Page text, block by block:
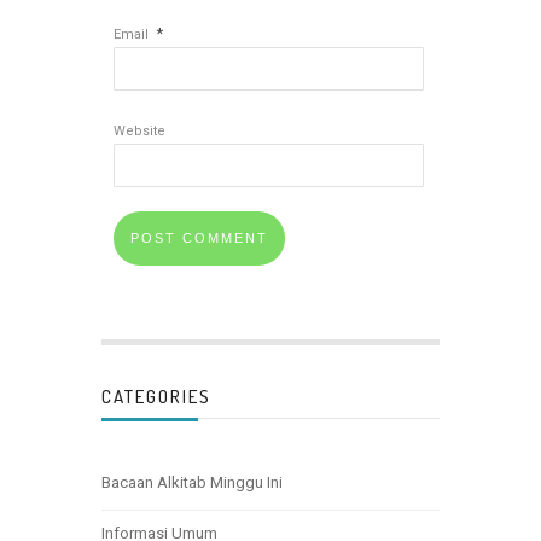
Email *
Website
CATEGORIES
Bacaan Alkitab Minggu Ini
Informasi Umum